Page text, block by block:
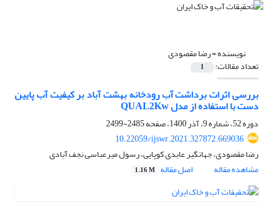
نویسنده =رضا مقصودی
تعداد مقالات: 1
بررسی اثرات برداشت آب رودخانه بهشت آباد بر کیفیت آب پایین
دست با استفاده از مدل QUAL2Kw
دوره 52، شماره 9، آذر 1400، صفحه
2485-2499
10.22059/ijswr.2021.327872.669036
رضا مقصودی، جهانگیر عابدی کوپایی، رسول میرعباسی نجف آبادی
مشاهده مقاله
اصل مقاله 1.16 M